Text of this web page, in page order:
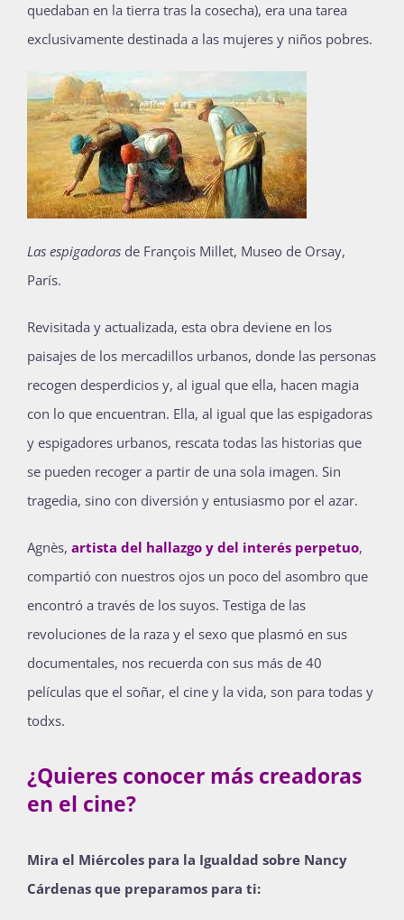
quedaban en la tierra tras la cosecha), era una tarea
exclusivamente destinada a las mujeres y niños pobres.
Las espigadoras de François Millet, Museo de Orsay,
París.
Revisitada y actualizada, esta obra deviene en los
paisajes de los mercadillos urbanos, donde las personas
recogen desperdicios y, al igual que ella, hacen magia
con lo que encuentran. Ella, al igual que las espigadoras
y espigadores urbanos, rescata todas las historias que
se pueden recoger a partir de una sola imagen. Sin
tragedia, sino con diversión y entusiasmo por el azar.
Agnès, artista del hallazgo y del interés perpetuo,
compartió con nuestros ojos un poco del asombro que
encontró a través de los suyos. Testiga de las
revoluciones de la raza y el sexo que plasmó en sus
documentales, nos recuerda con sus más de 40
películas que el soñar, el cine y la vida, son para todas y
todxs.
¿Quieres conocer más creadoras
en el cine?
Mira el Miércoles para la Igualdad sobre Nancy
Cárdenas que preparamos para ti: